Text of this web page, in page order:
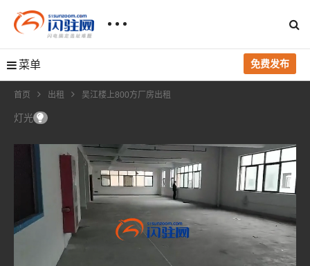
菜单 免费发布
首页 出租 吴江楼上800方厂房出租
灯光
器